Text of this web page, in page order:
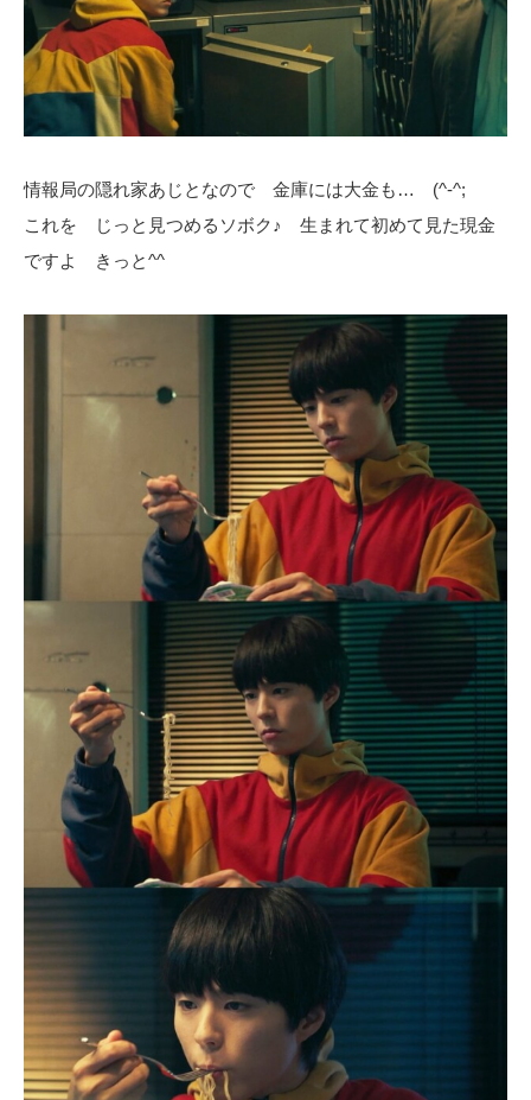
情報局の隠れ家あじとなので 金庫には大金も… (^-^;
これを じっと見つめるソボク♪ 生まれて初めて見た現金
ですよ きっと^^